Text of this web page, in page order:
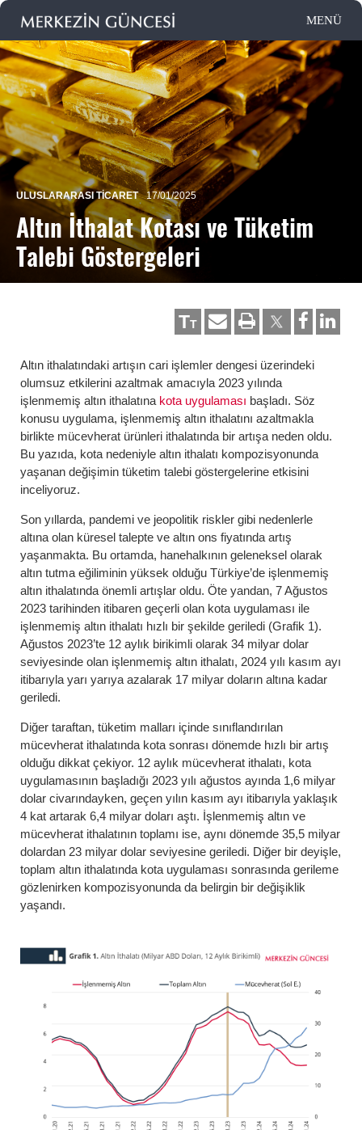
ULUSLARARASI TICARET 17/01/2025
Altın İthalat Kotası ve Tüketim
Talebi Göstergeleri
TT
Altın ithalatındaki artışın cari işlemler dengesi üzerindeki
olumsuz etkilerini azaltmak amacıyla 2023 yılında
işlenmemiş altın ithalatına kota uygulaması başladı. Söz
konusu uygulama, işlenmemiş altın ithalatını azaltmakla
birlikte mücevherat ürünleri ithalatında bir artışa neden oldu.
Bu yazıda, kota nedeniyle altın ithalatı kompozisyonunda
yaşanan değişimin tüketim talebi göstergelerine etkisini
inceliyoruz.
Son yıllarda, pandemi ve jeopolitik riskler gibi nedenlerle
altına olan küresel talepte ve altın ons fiyatında artış
yaşanmakta. Bu ortamda, hanehalkının geleneksel olarak
altın tutma eğiliminin yüksek olduğu Türkiye’de işlenmemiş
altın ithalatında önemli artışlar oldu. Öte yandan, 7 Ağustos
2023 tarihinden itibaren geçerli olan kota uygulaması ile
işlenmemiş altın ithalatı hızlı bir şekilde geriledi (Grafik 1).
Ağustos 2023’te 12 aylık birikimli olarak 34 milyar dolar
seviyesinde olan işlenmemiş altın ithalatı, 2024 yılı kasım ayı
itibarıyla yarı yarıya azalarak 17 milyar doların altına kadar
geriledi.
Diğer taraftan, tüketim malları içinde sınıflandırılan
mücevherat ithalatında kota sonrası dönemde hızlı bir artış
olduğu dikkat çekiyor. 12 aylık mücevherat ithalatı, kota
uygulamasının başladığı 2023 yılı ağustos ayında 1,6 milyar
dolar civarındayken, geçen yılın kasım ayı itibarıyla yaklaşık
4 kat artarak 6,4 milyar doları aştı. İşlenmemiş altın ve
mücevherat ithalatının toplamı ise, aynı dönemde 35,5 milyar
dolardan 23 milyar dolar seviyesine geriledi. Diğer bir deyişle,
toplam altın ithalatında kota uygulaması sonrasında gerileme
gözlenirken kompozisyonunda da belirgin bir değişiklik
yaşandı.